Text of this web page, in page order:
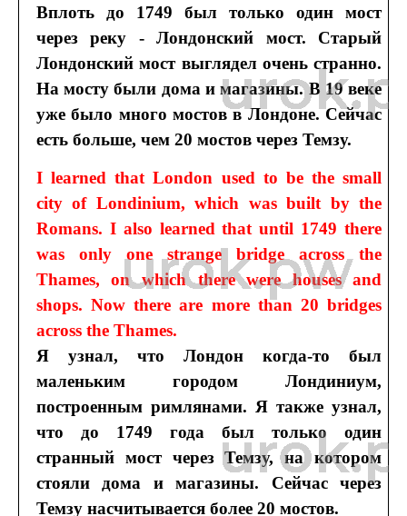
Вплоть до 1749 был только один мост
через реку - Лондонский мост. Старый
Лондонский мост выглядел очень странно.
На мосту были дома и магазины. В 19 веке
уже было много мостов в Лондоне. Сейчас
есть больше, чем 20 мостов через Темзу.
I learned that London used to be the small
city of Londinium, which was built by the
Romans. I also learned that until 1749 there
was only one strange bridge across the
Thames, on which there were houses and
shops. Now there are more than 20 bridges
across the Thames.
Я узнал, что Лондон когда-то был
маленьким городом Лондиниум,
построенным римлянами. Я также узнал,
что до 1749 года был только один
странный мост через Темзу, на котором
стояли дома и магазины. Сейчас через
Темзу насчитывается более 20 мостов.